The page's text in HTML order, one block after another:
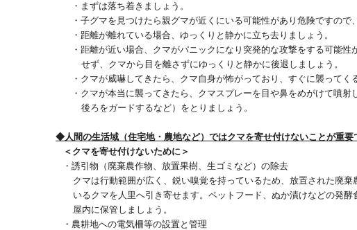
・まずは落ち着きましょう。
・子グマを見つけたら親グマが近くにいる可能性があり危険ですので
・距離が離れている場合、ゆっくりと静かに立ち去りましょう。
・距離が近い場合、クマがパニックになり突発的な攻撃をする可能性
せず、クマから目を離さずにゆっくりと静かに後退しましょう。
・クマが威嚇してきたら、クマ自身が怖がっており、すぐに襲ってく
・クマが本当に襲ってきたら、クマスプレーを目や鼻をめがけて噴射
後ろをガードするなど）をとりましょう。
◆人間の生活域（住宅地・農地など）ではクマを寄せ付けないことが重要
＜クマを寄せ付けないために＞
・誘引物（廃棄農作物、放置果樹、生ゴミなど）の除去
クマは行動範囲が広く、鋭い嗅覚を持っているため、放置された廃
いるクマを人里へ引き寄せます。ペットフード、ぬか漬けなどの発
屋内に保管しましょう。
・農耕地への電気柵等の設置と管理